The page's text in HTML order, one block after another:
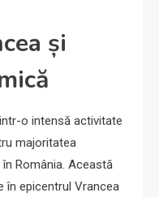
și
o intensă activitate
majoritatea
România. Această
în epicentrul Vrancea